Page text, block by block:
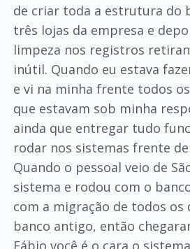
de criar toda a estrutura do
três lojas da empresa e
limpeza nos registros
inútil. Quando eu estava
e vi na minha frente todos
que estavam sob minha
ainda que entregar tudo
rodar nos sistemas frente
Quando o pessoal veio de
sistema e rodou com o
com a migração de todos os
banco antigo, então
Fábio você é o cara o